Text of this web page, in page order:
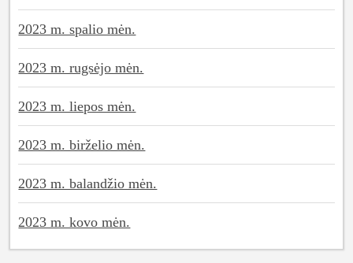
2023 m. spalio mėn.
2023 m. rugsėjo mėn.
2023 m. liepos mėn.
2023 m. birželio mėn.
2023 m. balandžio mėn.
2023 m. kovo mėn.